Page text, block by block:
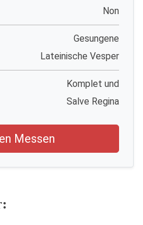
Non
Gesungene
Lateinische Vesper
Komplet und
Salve Regina
Messen